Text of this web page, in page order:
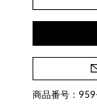
商品番号：